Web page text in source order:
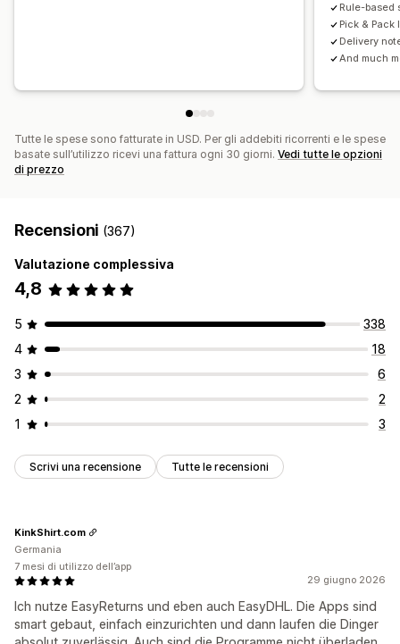
Rule-based
Pick &
Delivery
And much
Tutte le spese sono fatturate in USD. Per gli addebiti ricorrenti e le spese
basate sull’utilizzo ricevi una fattura ogni 30 giorni. Vedi tutte le opzioni
di prezzo
Recensioni (367)
Valutazione complessiva
4,8
5
338
4
18
3
6
2
2
1
3
Scrivi una recensione Tutte le recensioni
29 giugno 2026
Ich nutze EasyReturns und eben auch EasyDHL. Die Apps sind
smart gebaut, einfach einzurichten und dann laufen die Dinger
KinkShirt.com
Germania
7 mesi di utilizzo dell’app